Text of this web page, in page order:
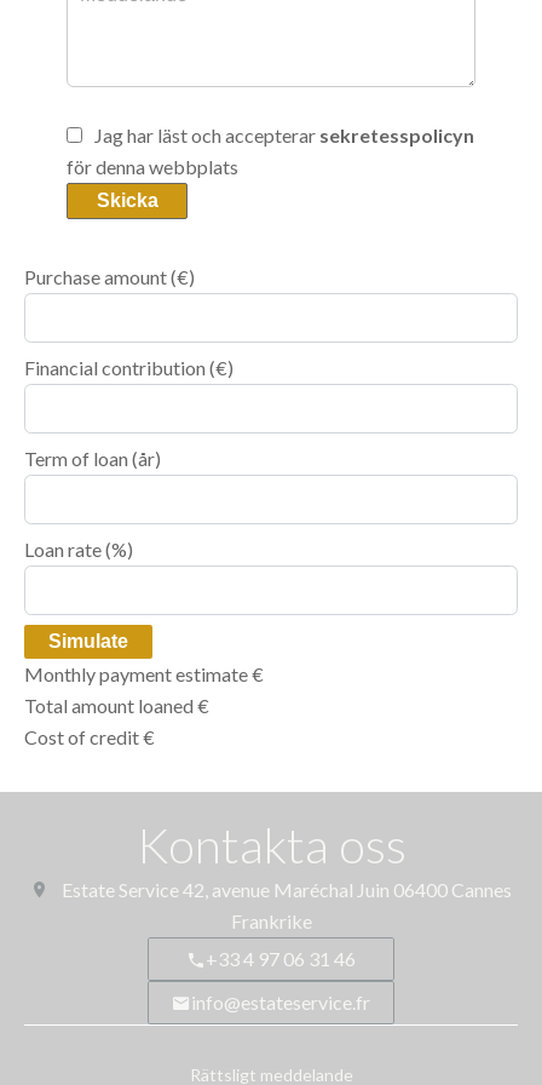
Jag har läst och accepterar sekretesspolicyn
för denna webbplats
Skicka
Purchase amount(€)
Financial contribution (€)
Term of loan (år)
Loan rate(%)
Simulate
Monthly payment estimate€
Total amount loaned €
Cost of credit€
Kontakta oss
Estate Service42, avenue Maréchal Juin 06400 Cannes
Frankrike
+33 4 97 06 31 46
info@estateservice.fr
Rättsligt meddelande